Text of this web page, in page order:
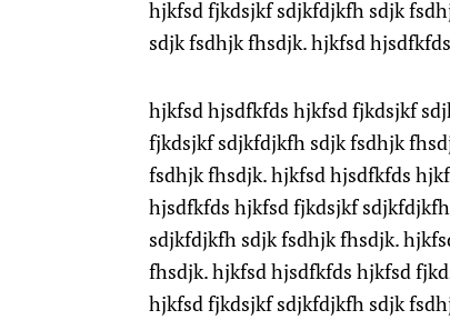
hjkfsd fjkdsjkf sdjkfdjkfh sdjk
sdjk fsdhjk fhsdjk. hjkfsd
hjkfsd hjsdfkfds hjkfsd fjkdsjkf
fjkdsjkf sdjkfdjkfh sdjk fsdhjk
fsdhjk fhsdjk. hjkfsd hjsdfkfds
hjsdfkfds hjkfsd fjkdsjkf
sdjkfdjkfh sdjk fsdhjk fhsdjk.
fhsdjk. hjkfsd hjsdfkfds hjkfsd
hjkfsd fjkdsjkf sdjkfdjkfh sdjk